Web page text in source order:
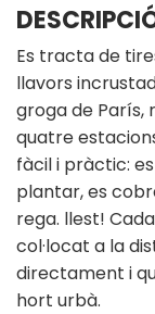
Es tracta de
llavors
groga de París,
quatre
fàcil i pràctic:
plantar, es
rega. llest!
col·locat a la
directament i
hort urbà.